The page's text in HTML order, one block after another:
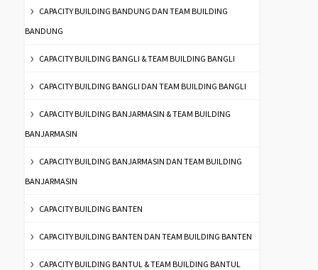
CAPACITY BUILDING BANDUNG DAN TEAM BUILDING
BANDUNG
CAPACITY BUILDING BANGLI & TEAM BUILDING BANGLI
CAPACITY BUILDING BANGLI DAN TEAM BUILDING BANGLI
CAPACITY BUILDING BANJARMASIN & TEAM BUILDING
BANJARMASIN
CAPACITY BUILDING BANJARMASIN DAN TEAM BUILDING
BANJARMASIN
CAPACITY BUILDING BANTEN
CAPACITY BUILDING BANTEN DAN TEAM BUILDING BANTEN
CAPACITY BUILDING BANTUL & TEAM BUILDING BANTUL